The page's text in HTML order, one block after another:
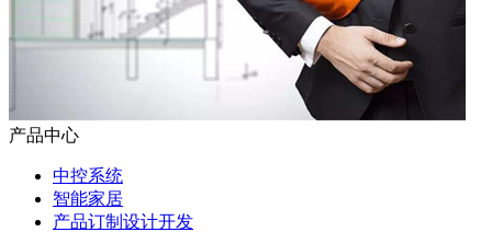
产品中心
中控系统
智能家居
产品订制设计开发